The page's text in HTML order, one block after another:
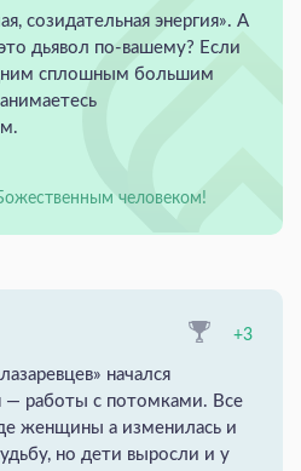
созидательная энергия». А
дьявол по-вашему? Если
сплошным большим
человеком!
+3
начался
работы с потомками. Все
женщины а изменилась и
но дети выросли и у